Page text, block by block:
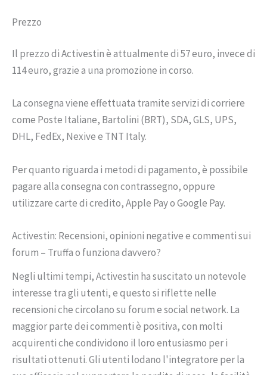
Prezzo
Il prezzo di Activestin è attualmente di 57 euro, invece di
114 euro, grazie a una promozione in corso.
La consegna viene effettuata tramite servizi di corriere
come Poste Italiane, Bartolini (BRT), SDA, GLS, UPS,
DHL, FedEx, Nexive e TNT Italy.
Per quanto riguarda i metodi di pagamento, è possibile
pagare alla consegna con contrassegno, oppure
utilizzare carte di credito, Apple Pay o Google Pay.
Activestin: Recensioni, opinioni negative e commenti sui
forum – Truffa o funziona davvero?
Negli ultimi tempi, Activestin ha suscitato un notevole
interesse tra gli utenti, e questo si riflette nelle
recensioni che circolano su forum e social network. La
maggior parte dei commenti è positiva, con molti
acquirenti che condividono il loro entusiasmo per i
risultati ottenuti. Gli utenti lodano l'integratore per la